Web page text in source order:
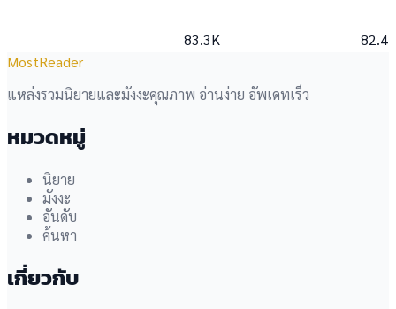
83.3K
82.4K
MostReader
แหล่งรวมนิยายและมังงะคุณภาพ อ่านง่าย อัพเดทเร็ว
หมวดหมู่
นิยาย
มังงะ
อันดับ
ค้นหา
เกี่ยวกับ